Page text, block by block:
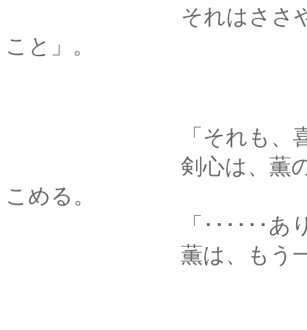
それはささやかな、
こと」。
「それも、喜ん
剣心は、薫の手を包
こめる。
「･･････ありが
薫は、もう一度目